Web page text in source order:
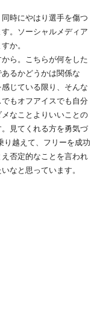
時にやはり選手を傷つ
。ソーシャルメディア
か。
ら。こちらが何をした
るかどうかは関係な
じている限り、そんな
もオフアイスでも自分
なことよりいいことの
見てくれる方を勇気づ
り越えて、フリーを成功
否定的なことを言われ
なと思っています。